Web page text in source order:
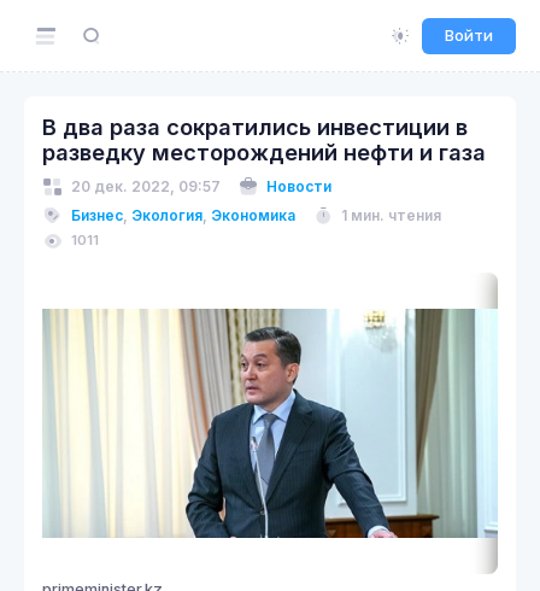
Войти
В два раза сократились инвестиции в
разведку месторождений нефти и газа
20 дек. 2022, 09:57
Новости
Бизнес, Экология, Экономика 1 мин. чтения
1011